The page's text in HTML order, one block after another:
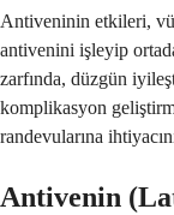
Antiveninin etkileri,
antivenini işleyip
zarfında, düzgün
komplikasyon
randevularına
Antivenin